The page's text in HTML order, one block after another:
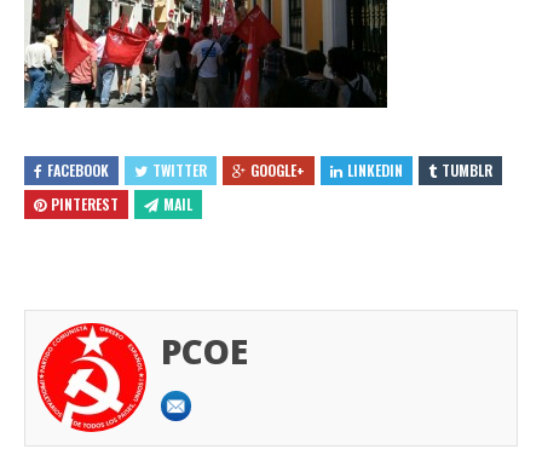
FACEBOOK TWITTER GOOGLE+ LINKEDIN
TUMBLR
PINTEREST
MAIL
PCOE